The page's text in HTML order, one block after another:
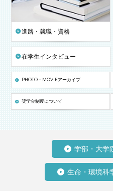
進路・就職・資格
在学生インタビュー
PHOTO・MOVIEアーカイブ
奨学金制度について
学部・大学
生命・環境科